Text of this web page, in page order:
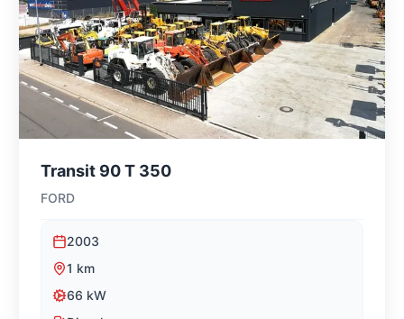
Transit 90 T 350
FORD
2003
1 km
66 kW